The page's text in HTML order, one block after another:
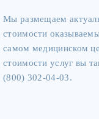
Мы размещаем
стоимости
самом медицинском
стоимости услуг вы
(800) 302-04-03.